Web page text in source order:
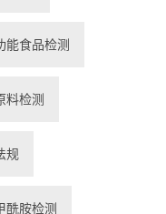
能食品检测
料检测
规
酰胺检测